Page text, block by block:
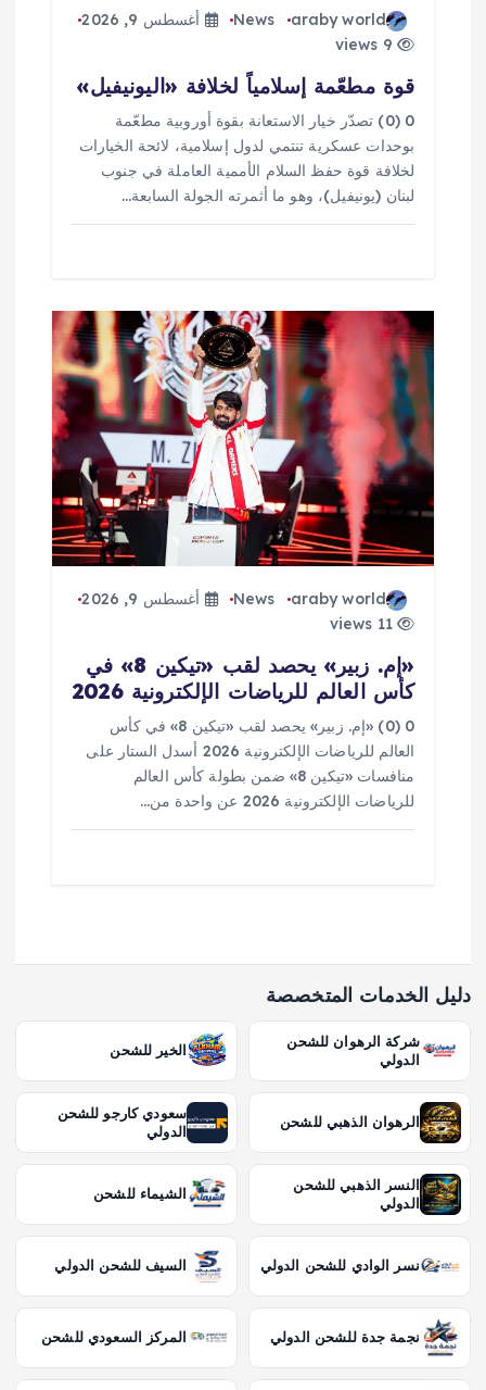
araby world
News
أغسطس 9, 2026
9 views
قوة مطعّمة إسلامياً لخلافة «اليونيفيل»
0 (0) تصدّر خيار الاستعانة بقوة أوروبية مطعّمة
بوحدات عسكرية تنتمي لدول إسلامية، لائحة الخيارات
لخلافة قوة حفظ السلام الأممية العاملة في جنوب
لبنان (يونيفيل)، وهو ما أثمرته الجولة السابعة…
araby world
News
أغسطس 9, 2026
11 views
«إم. زبير» يحصد لقب «تيكين 8» في
كأس العالم للرياضات الإلكترونية 2026
0 (0) «إم. زبير» يحصد لقب «تيكين 8» في كأس
العالم للرياضات الإلكترونية 2026 أسدل الستار على
منافسات «تيكين 8» ضمن بطولة كأس العالم
للرياضات الإلكترونية 2026 عن واحدة من…
دليل الخدمات المتخصصة
شركة الرهوان للشحن
الدولي
الخير للشحن
الرهوان الذهبي للشحن
سعودي كارجو للشحن
الدولي
النسر الذهبي للشحن
الدولي
الشيماء للشحن
نسر الوادي للشحن الدولي السيف للشحن الدولي
نجمة جدة للشحن الدولي المركز السعودي للشحن